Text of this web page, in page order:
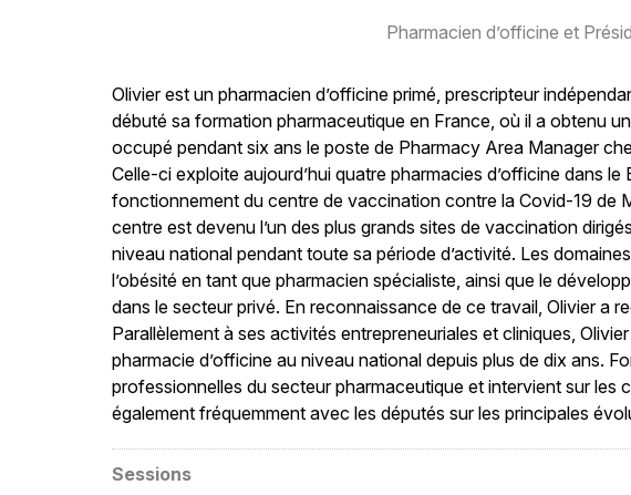
Pharmacien d’officine et
Olivier est un pharmacien d’officine primé, prescripteur
débuté sa formation pharmaceutique en France, où il a obtenu
occupé pendant six ans le poste de Pharmacy Area Manager
Celle-ci exploite aujourd’hui quatre pharmacies d’officine dans
fonctionnement du centre de vaccination contre la Covid-19 de
centre est devenu l’un des plus grands sites de vaccination
niveau national pendant toute sa période d’activité. Les
l’obésité en tant que pharmacien spécialiste, ainsi que le
dans le secteur privé. En reconnaissance de ce travail, Olivier a
Parallèlement à ses activités entrepreneuriales et cliniques,
pharmacie d’officine au niveau national depuis plus de dix ans.
professionnelles du secteur pharmaceutique et intervient sur
également fréquemment avec les députés sur les principales
Sessions